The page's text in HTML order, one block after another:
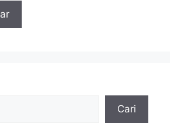
Cari